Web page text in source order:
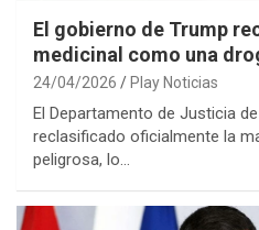
El gobierno de Trump
medicinal como una
24/04/2026 Play Noticias
El Departamento de Justicia
reclasificado oficialmente la
peligrosa, lo…